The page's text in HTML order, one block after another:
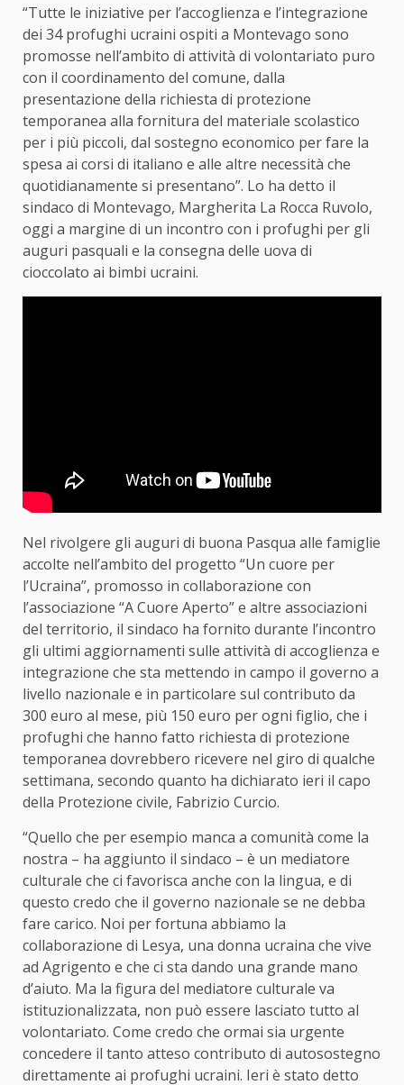
“Tutte le iniziative per l’accoglienza e l’integrazione
dei 34 profughi ucraini ospiti a Montevago sono
promosse nell’ambito di attività di volontariato puro
con il coordinamento del comune, dalla
presentazione della richiesta di protezione
temporanea alla fornitura del materiale scolastico
per i più piccoli, dal sostegno economico per fare la
spesa ai corsi di italiano e alle altre necessità che
quotidianamente si presentano”. Lo ha detto il
sindaco di Montevago, Margherita La Rocca Ruvolo,
oggi a margine di un incontro con i profughi per gli
auguri pasquali e la consegna delle uova di
cioccolato ai bimbi ucraini.
Nel rivolgere gli auguri di buona Pasqua alle famiglie
accolte nell’ambito del progetto “Un cuore per
l’Ucraina”, promosso in collaborazione con
l’associazione “A Cuore Aperto” e altre associazioni
del territorio, il sindaco ha fornito durante l’incontro
gli ultimi aggiornamenti sulle attività di accoglienza e
integrazione che sta mettendo in campo il governo a
livello nazionale e in particolare sul contributo da
300 euro al mese, più 150 euro per ogni figlio, che i
profughi che hanno fatto richiesta di protezione
temporanea dovrebbero ricevere nel giro di qualche
settimana, secondo quanto ha dichiarato ieri il capo
della Protezione civile, Fabrizio Curcio.
“Quello che per esempio manca a comunità come la
nostra – ha aggiunto il sindaco – è un mediatore
culturale che ci favorisca anche con la lingua, e di
questo credo che il governo nazionale se ne debba
fare carico. Noi per fortuna abbiamo la
collaborazione di Lesya, una donna ucraina che vive
ad Agrigento e che ci sta dando una grande mano
d’aiuto. Ma la figura del mediatore culturale va
istituzionalizzata, non può essere lasciato tutto al
volontariato. Come credo che ormai sia urgente
concedere il tanto atteso contributo di autosostegno
direttamente ai profughi ucraini. Ieri è stato detto